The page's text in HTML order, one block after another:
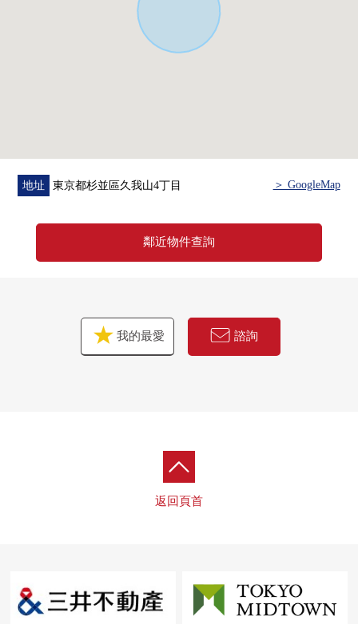
地址 東京都杉並區久我山4丁目 ＞ GoogleMap
鄰近物件查詢
我的最愛 諮詢
返回頁首